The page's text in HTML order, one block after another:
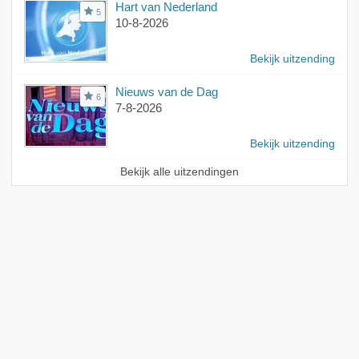
5
Hart van Nederland
10-8-2026
Bekijk uitzending
6
Nieuws van de Dag
7-8-2026
Bekijk uitzending
Bekijk alle uitzendingen